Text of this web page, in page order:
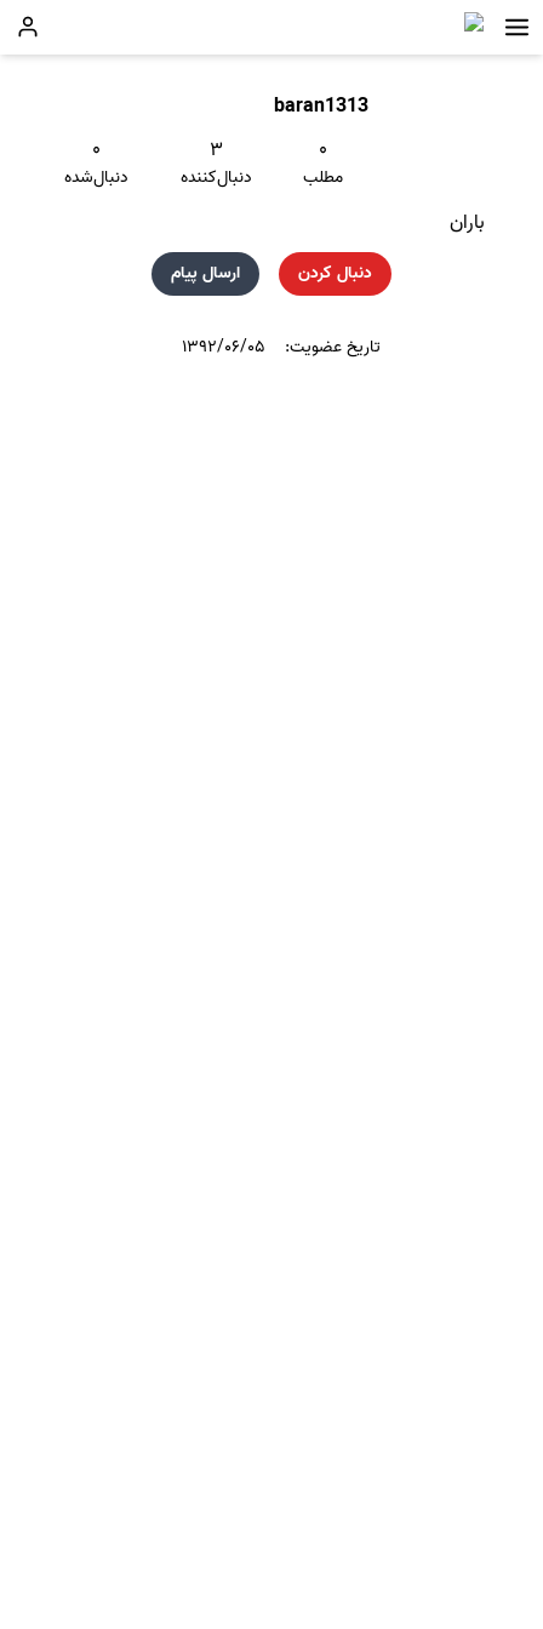
baran1313
۰
مطلب
۳
دنبال‌کننده
۰
دنبال‌شده
باران
دنبال کردن ارسال پیام
تاریخ عضویت: ۱۳۹۲/۰۶/۰۵